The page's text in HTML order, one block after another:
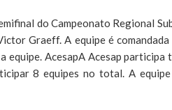
do Campeonato Regional
Graeff. A equipe é
AcesapA Acesap participa
8 equipes no total. A